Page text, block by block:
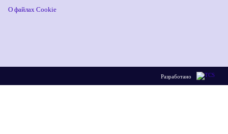
О файлах Cookie
Разработано